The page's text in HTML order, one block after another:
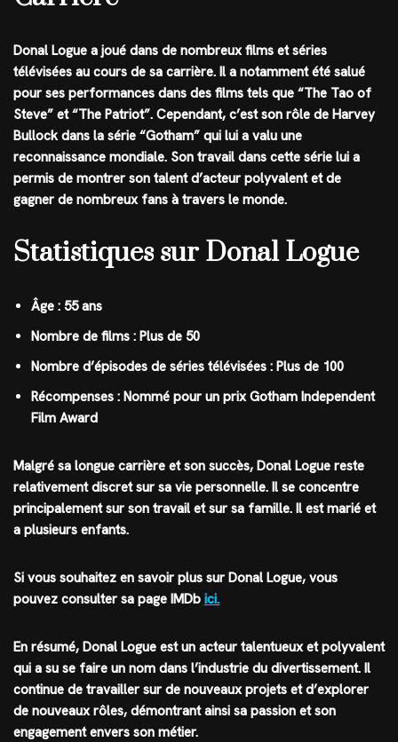
Donal Logue a joué dans de nombreux films et séries
télévisées au cours de sa carrière. Il a notamment été salué
pour ses performances dans des films tels que “The Tao of
Steve” et “The Patriot”. Cependant, c’est son rôle de Harvey
Bullock dans la série “Gotham” qui lui a valu une
reconnaissance mondiale. Son travail dans cette série lui a
permis de montrer son talent d’acteur polyvalent et de
gagner de nombreux fans à travers le monde.
Statistiques sur Donal Logue
Âge : 55 ans
Nombre de films : Plus de 50
Nombre d’épisodes de séries télévisées : Plus de 100
Récompenses : Nommé pour un prix Gotham Independent
Film Award
Malgré sa longue carrière et son succès, Donal Logue reste
relativement discret sur sa vie personnelle. Il se concentre
principalement sur son travail et sur sa famille. Il est marié et
a plusieurs enfants.
Si vous souhaitez en savoir plus sur Donal Logue, vous
pouvez consulter sa page IMDb ici.
En résumé, Donal Logue est un acteur talentueux et polyvalent
qui a su se faire un nom dans l’industrie du divertissement. Il
continue de travailler sur de nouveaux projets et d’explorer
de nouveaux rôles, démontrant ainsi sa passion et son
engagement envers son métier.